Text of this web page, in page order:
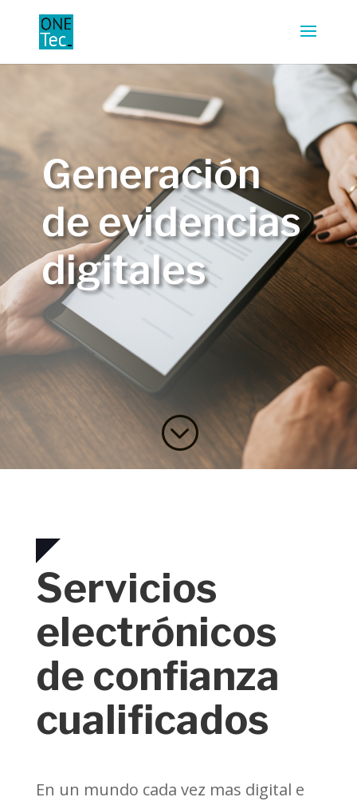
Generación
de evidencias
digitales
;
Servicios
electrónicos
de confianza
cualificados
En un mundo cada vez mas digital e